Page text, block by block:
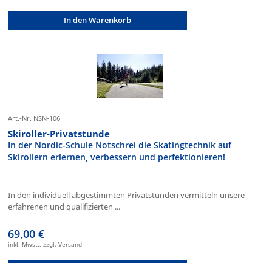
In den Warenkorb
Art.-Nr. NSN-106
Skiroller-Privatstunde
In der Nordic-Schule Notschrei die Skatingtechnik auf
Skirollern erlernen, verbessern und perfektionieren!
In den individuell abgestimmten Privatstunden vermitteln unsere
erfahrenen und qualifizierten ...
69,00 €
inkl. Mwst., zzgl. Versand